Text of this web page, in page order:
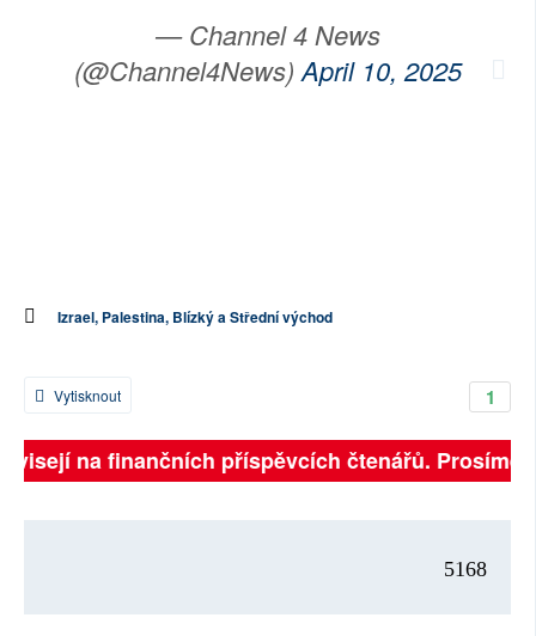
— Channel 4 News
(@Channel4News) April 10, 2025
Izrael, Palestina, Blízký a Střední východ
1
Vytisknout
na finančních příspěvcích čtenářů. Prosíme,
5168